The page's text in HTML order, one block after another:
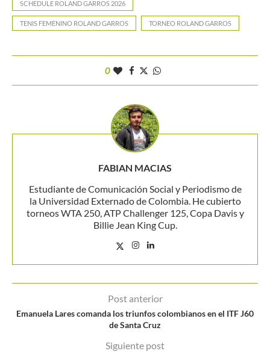
SCHEDULE ROLAND GARROS 2026
TENIS FEMENINO ROLAND GARROS TORNEO ROLAND GARROS
0
FABIAN MACIAS
Estudiante de Comunicación Social y Periodismo de
la Universidad Externado de Colombia. He cubierto
torneos WTA 250, ATP Challenger 125, Copa Davis y
Billie Jean King Cup.
Post anterior
Emanuela Lares comanda los triunfos colombianos en el ITF J60
de Santa Cruz
Siguiente post